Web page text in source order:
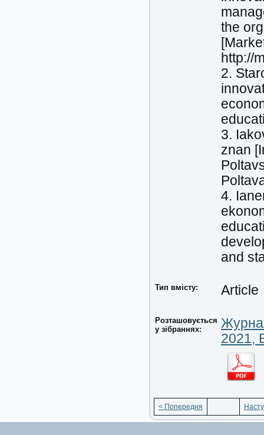
the
http://
2.
3.
znan
4.
and
Тип вмісту: Article
Розташовується
у зібраннях:
2021,
< Попередня